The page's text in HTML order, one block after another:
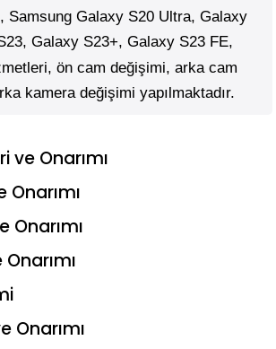
Samsung Galaxy S20 Ultra, Galaxy
Galaxy S23+, Galaxy S23 FE,
ön cam değişimi, arka cam
kamera değişimi yapılmaktadır.
ve Onarımı
Onarımı
Onarımı